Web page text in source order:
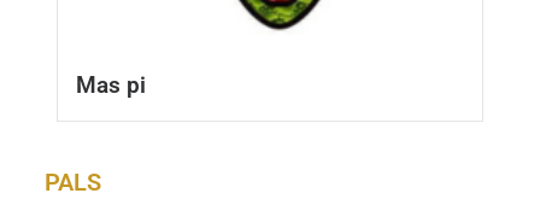
Mas pi
PALS